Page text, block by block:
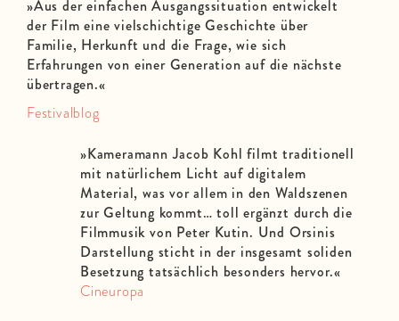
»Aus der einfachen Ausgangssituation entwickelt
der Film eine vielschichtige Geschichte über
Familie, Herkunft und die Frage, wie sich
Erfahrungen von einer Generation auf die nächste
übertragen.«
Festivalblog
»Kameramann Jacob Kohl filmt traditionell
mit natürlichem Licht auf digitalem
Material, was vor allem in den Waldszenen
zur Geltung kommt… toll ergänzt durch die
Filmmusik von Peter Kutin. Und Orsinis
Darstellung sticht in der insgesamt soliden
Besetzung tatsächlich besonders hervor.«
Cineuropa